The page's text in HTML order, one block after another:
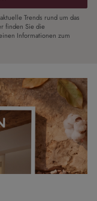
Trends rund um das
finden Sie die
Informationen zum